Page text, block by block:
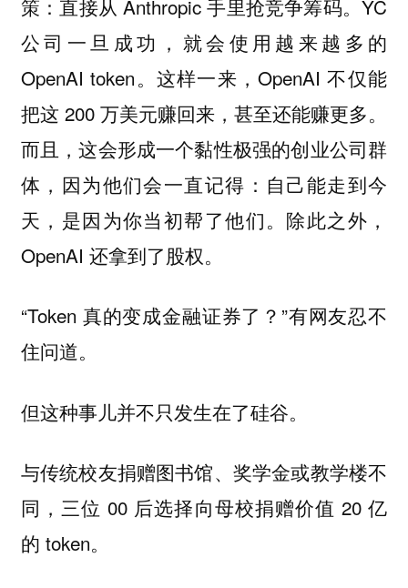
策：直接从 Anthropic 手里抢竞争筹码。YC
公司一旦成功，就会使用越来越多的
OpenAI token。这样一来，OpenAI 不仅能
把这 200 万美元赚回来，甚至还能赚更多。
而且，这会形成一个黏性极强的创业公司群
体，因为他们会一直记得：自己能走到今
天，是因为你当初帮了他们。除此之外，
OpenAI 还拿到了股权。
“Token 真的变成金融证券了？”有网友忍不
住问道。
但这种事儿并不只发生在了硅谷。
与传统校友捐赠图书馆、奖学金或教学楼不
同，三位 00 后选择向母校捐赠价值 20 亿
的 token。